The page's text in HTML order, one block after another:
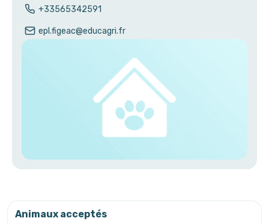
+33565342591
epl.figeac@educagri.fr
Animaux acceptés